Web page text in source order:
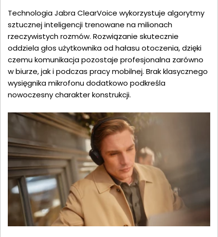
Technologia Jabra ClearVoice wykorzystuje algorytmy
sztucznej inteligencji trenowane na milionach
rzeczywistych rozmów. Rozwiązanie skutecznie
oddziela głos użytkownika od hałasu otoczenia, dzięki
czemu komunikacja pozostaje profesjonalna zarówno
w biurze, jak i podczas pracy mobilnej. Brak klasycznego
wysięgnika mikrofonu dodatkowo podkreśla
nowoczesny charakter konstrukcji.